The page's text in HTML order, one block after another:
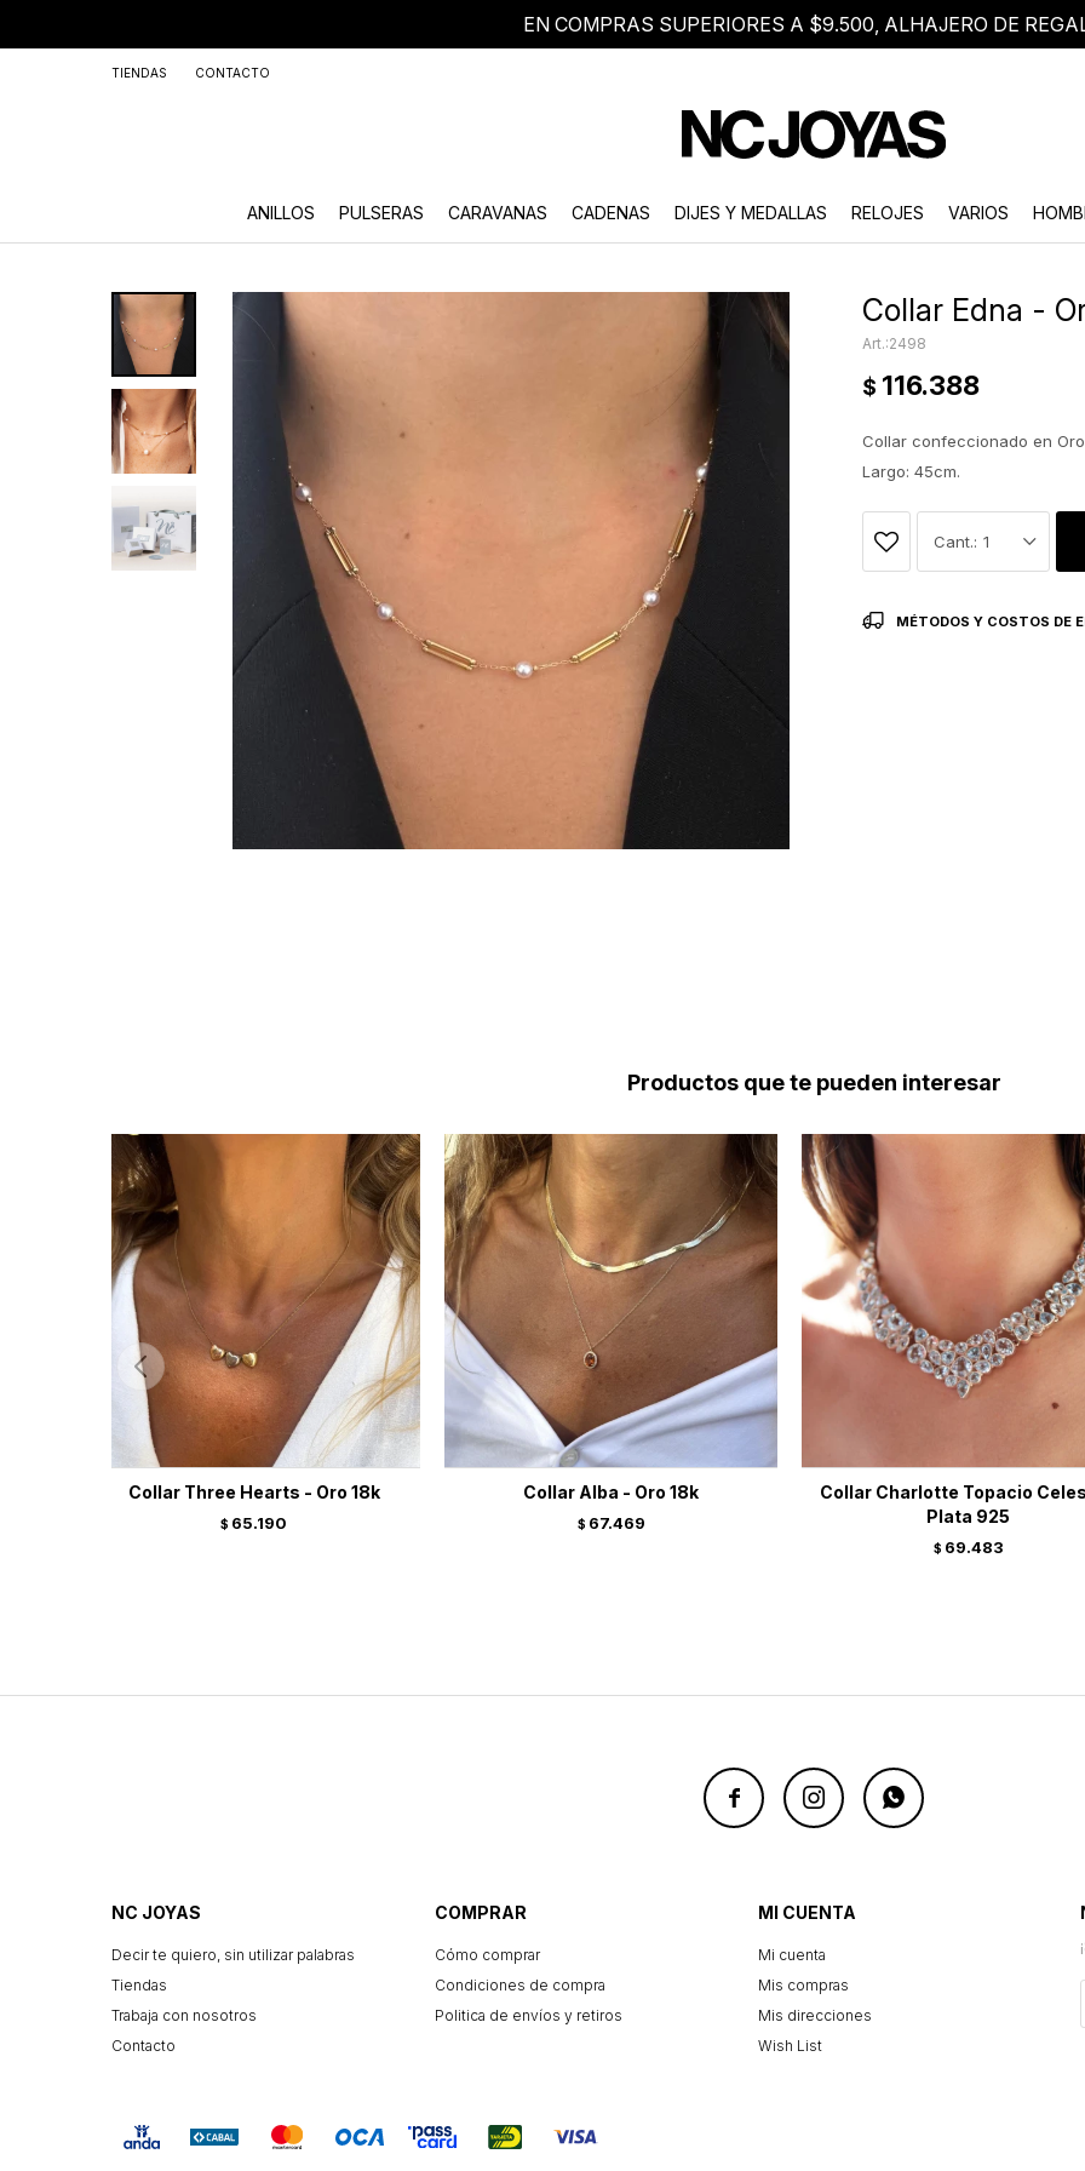
EN COMPRAS SUPERIORES A $9.500, ALHAJERO DE
ANILLOS PULSERAS CARAVANAS CADENAS DIJES Y MEDALLAS RELOJES VARIOS
TIENDAS CONTACTO
Collar Edna -
2498
$ 116.388
Collar confeccionado en
Largo: 45cm.
1
MÉTODOS Y COSTOS DE
Productos que te pueden interesar
Collar Three Hearts - Oro 18k
$ 65.190
Collar Alba - Oro 18k
$ 67.469
Collar Charlotte Topacio
Plata 925
$ 69.483
  
NC JOYAS
Decir te quiero, sin utilizar palabras
Tiendas
Trabaja con nosotros
Contacto
COMPRAR
Cómo comprar
Condiciones de compra
Politica de envíos y retiros
MI CUENTA
Mi cuenta
Mis compras
Mis direcciones
Wish List